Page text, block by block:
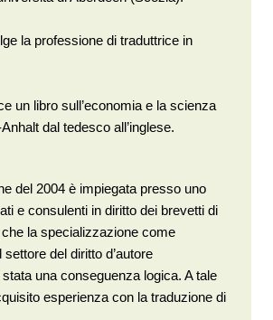
la professione di traduttrice in
un libro sull’economia e la scienza
dal tedesco all’inglese.
del 2004 è impiegata presso uno
e consulenti in diritto dei brevetti di
che la specializzazione come
del diritto d’autore
una conseguenza logica. A tale
esperienza con la traduzione di